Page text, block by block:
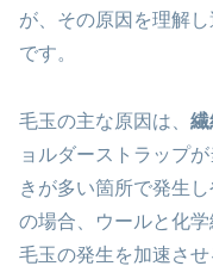
が、その原因を理解
です。
毛玉の主な原因は、 繊
ョルダーストラップ
きが多い箇所で発生
の場合、ウールと化
毛玉の発生を加速させ